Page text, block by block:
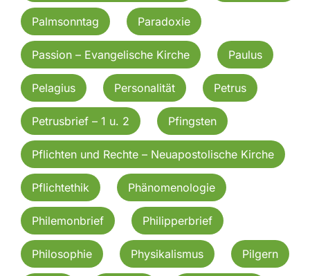
Palmsonntag Paradoxie
Passion – Evangelische Kirche Paulus
Pelagius Personalität Petrus
Petrusbrief – 1 u. 2 Pfingsten
Pflichten und Rechte – Neuapostolische Kirche
Pflichtethik Phänomenologie
Philemonbrief Philipperbrief
Philosophie Physikalismus Pilgern